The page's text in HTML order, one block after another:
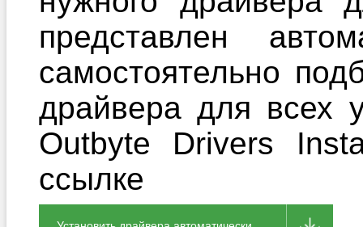
представлен
самостоятельно
драйвера для всех
Outbyte Drivers
ссылке